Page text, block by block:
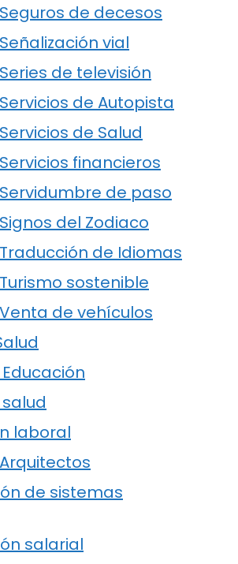
de decesos
vial
de televisión
de Autopista
de Salud
financieros
de paso
del Zodiaco
de Idiomas
sostenible
de vehículos
laboral
de sistemas
salarial